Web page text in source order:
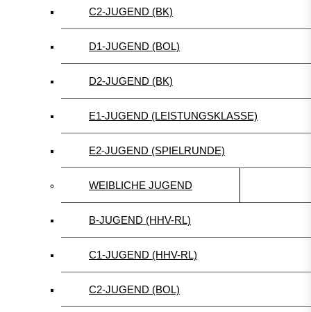
C2-JUGEND (BK)
D1-JUGEND (BOL)
D2-JUGEND (BK)
E1-JUGEND (LEISTUNGSKLASSE)
E2-JUGEND (SPIELRUNDE)
WEIBLICHE JUGEND
B-JUGEND (HHV-RL)
C1-JUGEND (HHV-RL)
C2-JUGEND (BOL)